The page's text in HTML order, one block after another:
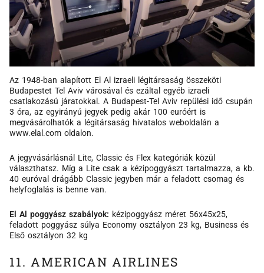
Az 1948-ban alapított El Al izraeli légitársaság összeköti
Budapestet Tel Aviv városával és ezáltal egyéb izraeli
csatlakozású járatokkal. A Budapest-Tel Aviv repülési idő csupán
3 óra, az egyirányú jegyek pedig akár 100 euróért is
megvásárolhatók a légitársaság hivatalos weboldalán a
www.elal.com oldalon.
A jegyvásárlásnál Lite, Classic és Flex kategóriák közül
választhatsz. Míg a Lite csak a kézipoggyászt tartalmazza, a kb.
40 euróval drágább Classic jegyben már a feladott csomag és
helyfoglalás is benne van.
El Al poggyász szabályok: kézipoggyász méret 56x45x25,
feladott poggyász súlya Economy osztályon 23 kg, Business és
Első osztályon 32 kg
11. AMERICAN AIRLINES